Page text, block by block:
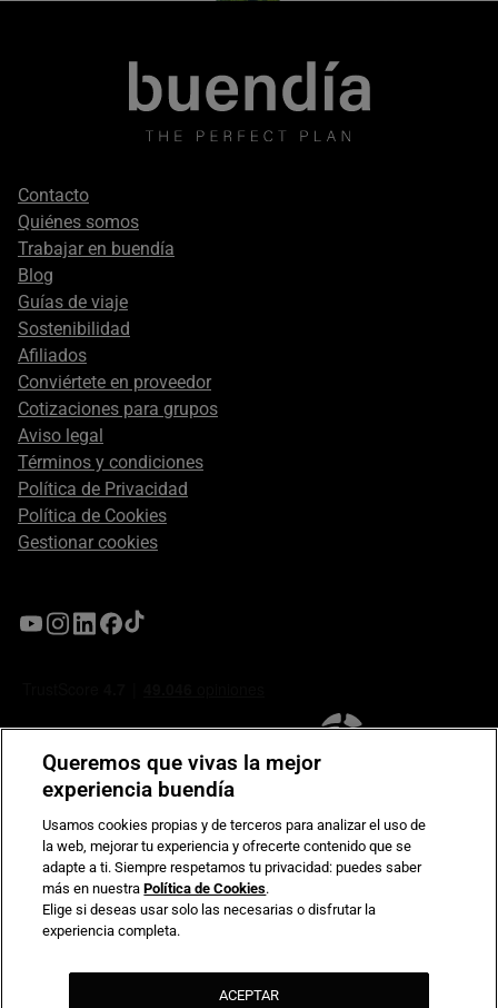
Footer
secondary
Contacto
Quiénes somos
Trabajar en buendía
Blog
Guías de viaje
Sostenibilidad
Afiliados
Conviértete en proveedor
Cotizaciones para grupos
Aviso legal
Términos y condiciones
Política de Privacidad
Política de Cookies
Gestionar cookies
Compromiso de seguridad en pagos electrónicos
Queremos que vivas la mejor
experiencia buendía
Usamos cookies propias y de terceros para analizar el uso de
la web, mejorar tu experiencia y ofrecerte contenido que se
adapte a ti. Siempre respetamos tu privacidad: puedes saber
más en nuestraPolítica de Cookies.
Elige si deseas usar solo las necesarias o disfrutar la
experiencia completa.
ACEPTAR